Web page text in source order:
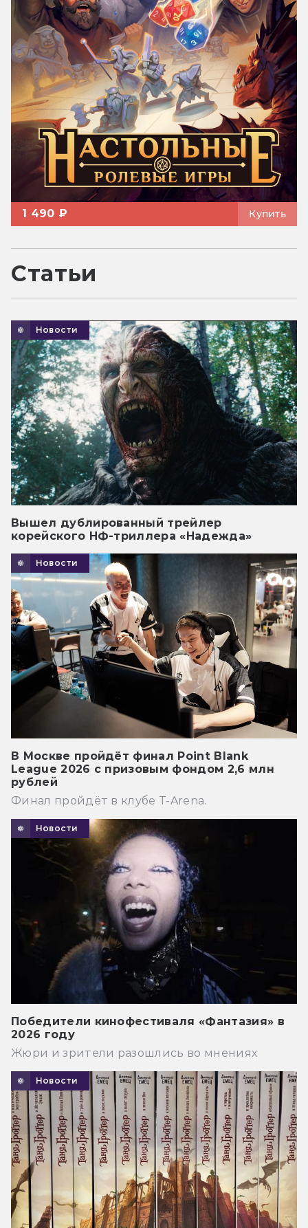
1 490 ₽ Купить
Статьи
Новости
Вышел дублированный трейлер
корейского НФ-триллера «Надежда»
Новости
В Москве пройдёт финал Point Blank
League 2026 с призовым фондом 2,6 млн
рублей
Финал пройдёт в клубе T-Arena.
Новости
Победители кинофестиваля «Фантазия» в
2026 году
Жюри и зрители разошлись во мнениях
Новости